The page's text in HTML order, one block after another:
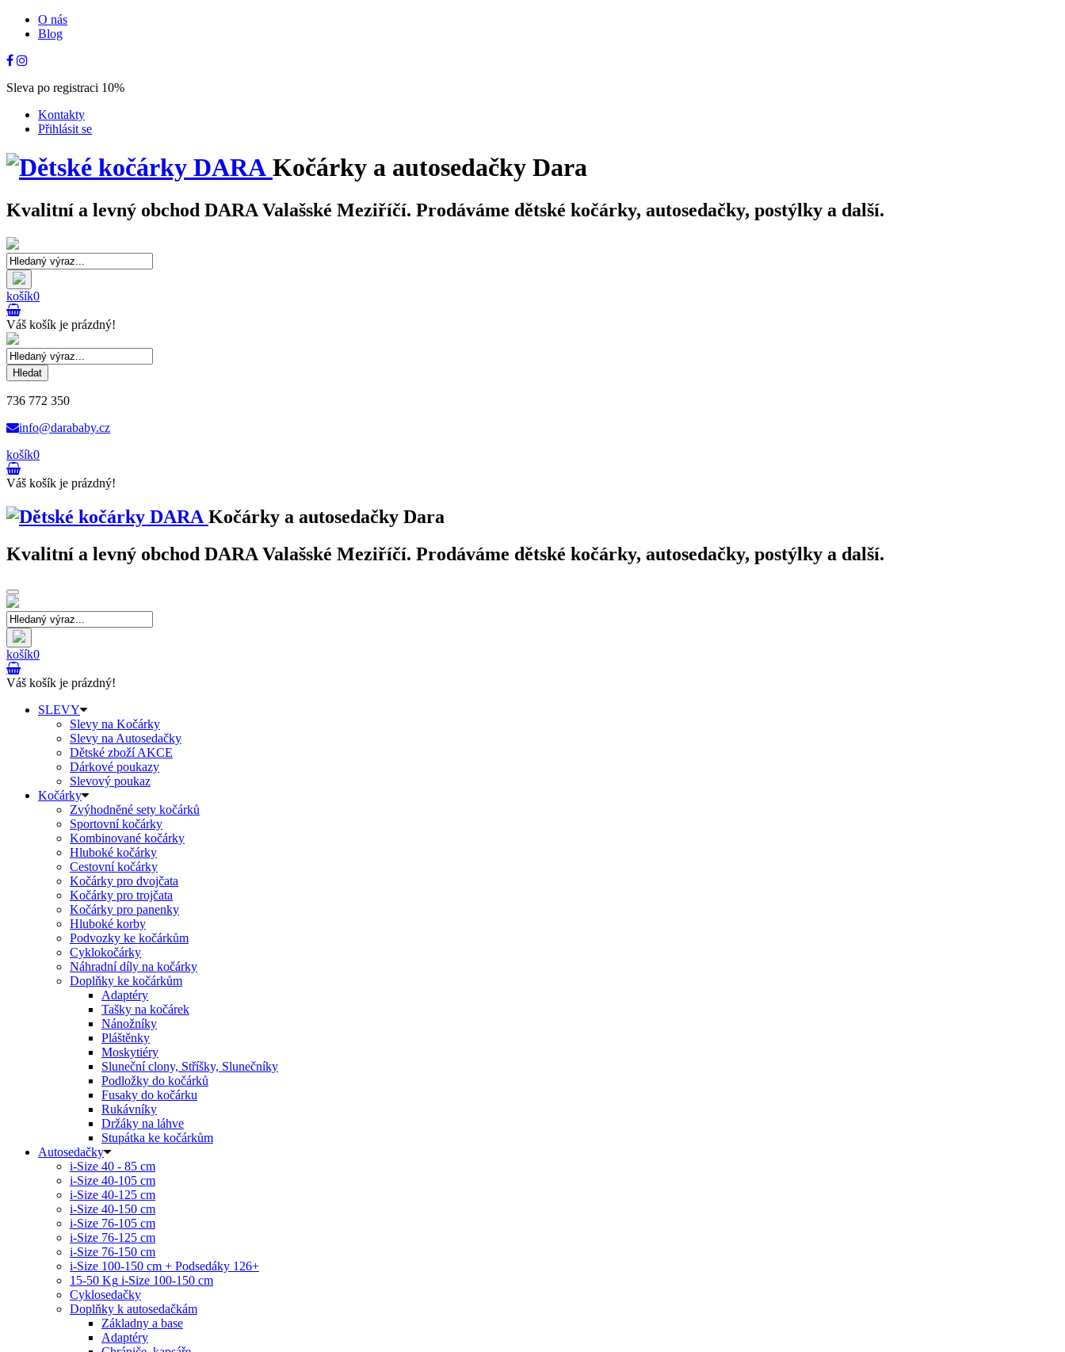
O nás
Blog
Sleva po registraci 10%
Kontakty
Přihlásit se
Kočárky a autosedačky Dara
Kvalitní a levný obchod DARA Valašské Meziříčí. Prodáváme dětské kočárky, autosedačky, postýlky a další.
košík0
Váš košík je prázdný!
Hledat
736 772 350
info@darababy.cz
košík0
Váš košík je prázdný!
Kočárky a autosedačky Dara
Kvalitní a levný obchod DARA Valašské Meziříčí. Prodáváme dětské kočárky, autosedačky, postýlky a další.
Toggle
navigation
košík0
Váš košík je prázdný!
SLEVY
Slevy na Kočárky
Slevy na Autosedačky
Dětské zboží AKCE
Dárkové poukazy
Slevový poukaz
Kočárky
Zvýhodněné sety kočárků
Sportovní kočárky
Kombinované kočárky
Hluboké kočárky
Cestovní kočárky
Kočárky pro dvojčata
Kočárky pro trojčata
Kočárky pro panenky
Hluboké korby
Podvozky ke kočárkům
Cyklokočárky
Náhradní díly na kočárky
Doplňky ke kočárkům
Adaptéry
Tašky na kočárek
Nánožníky
Pláštěnky
Moskytiéry
Sluneční clony, Stříšky, Slunečníky
Podložky do kočárků
Fusaky do kočárku
Rukávníky
Držáky na láhve
Stupátka ke kočárkům
Autosedačky
i-Size 40 - 85 cm
i-Size 40-105 cm
i-Size 40-125 cm
i-Size 40-150 cm
i-Size 76-105 cm
i-Size 76-125 cm
i-Size 76-150 cm
i-Size 100-150 cm + Podsedáky 126+
15-50 Kg i-Size 100-150 cm
Cyklosedačky
Doplňky k autosedačkám
Základny a base
Adaptéry